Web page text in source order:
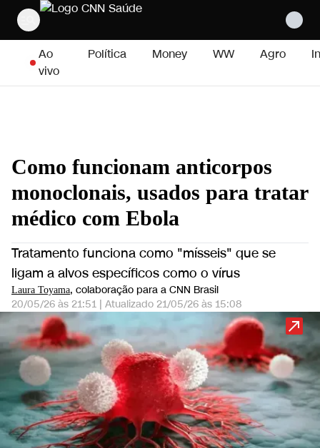
Pular para o conteúdo
Ao
vivo
Política Money WW Agro
Como funcionam anticorpos
monoclonais, usados para tratar
médico com Ebola
Tratamento funciona como "mísseis" que se
ligam a alvos específicos como o vírus
Laura Toyama, colaboração para a CNN Brasil
20/05/26 às 21:51 | Atualizado 21/05/26 às 15:08